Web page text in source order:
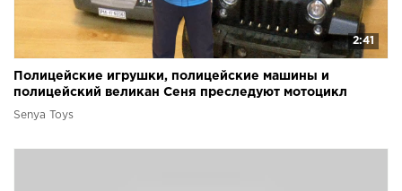
2:41
Полицейские игрушки, полицейские машины и
полицейский великан Сеня преследуют мотоцикл
Senya Toys